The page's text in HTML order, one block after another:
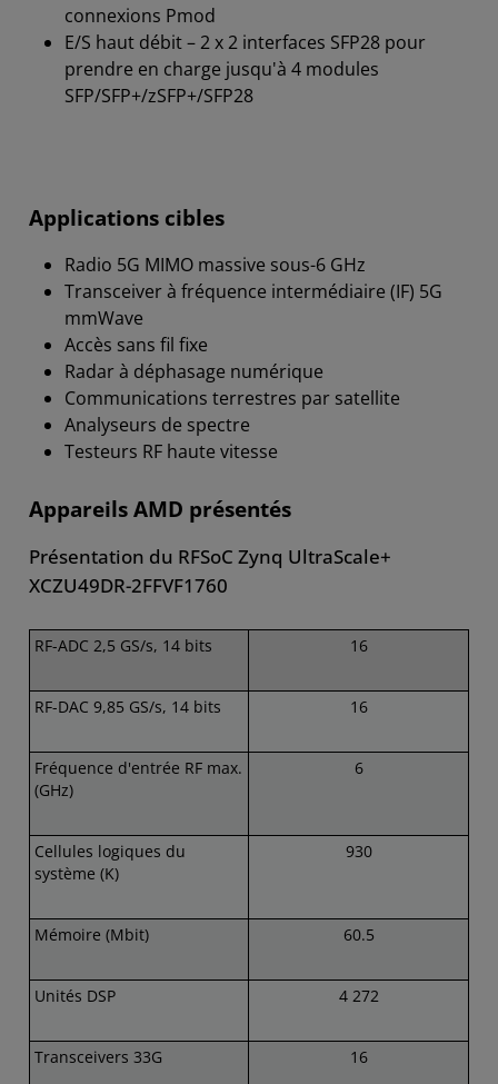
connexions Pmod
E/S haut débit – 2 x 2 interfaces SFP28 pour
prendre en charge jusqu'à 4 modules
SFP/SFP+/zSFP+/SFP28
Applications cibles
Radio 5G MIMO massive sous-6 GHz
Transceiver à fréquence intermédiaire (IF) 5G
mmWave
Accès sans fil fixe
Radar à déphasage numérique
Communications terrestres par satellite
Analyseurs de spectre
Testeurs RF haute vitesse
Appareils AMD présentés
Présentation du RFSoC Zynq UltraScale+
XCZU49DR-2FFVF1760
RF-ADC 2,5 GS/s, 14 bits 16
RF-DAC 9,85 GS/s, 14 bits 16
Fréquence d'entrée RF max.
(GHz)
6
Cellules logiques du
système (K)
930
Mémoire (Mbit) 60.5
Unités DSP 4 272
Transceivers 33G 16